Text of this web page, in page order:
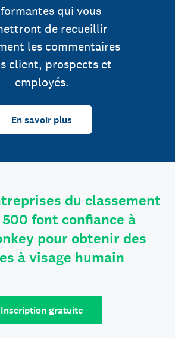
qui vous
de recueillir
les commentaires
client, prospects et
employés.
En savoir plus
du classement
font confiance à
pour obtenir des
à visage humain
Inscription gratuite